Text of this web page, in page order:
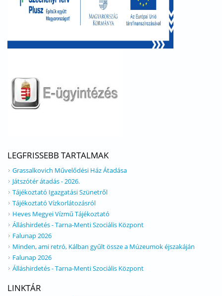
LEGFRISSEBB TARTALMAK
Grassalkovich Művelődési Ház Átadása
Játszótér átadás - 2026.
Tájékoztató Igazgatási Szünetről
Tájékoztató Vízkorlátozásról
Heves Megyei Vízmű Tájékoztató
Álláshirdetés - Tarna-Menti Szociális Központ
Falunap 2026
Minden, ami retró, Kálban gyűlt össze a Múzeumok éjszakáján
Falunap 2026
Álláshirdetés - Tarna-Menti Szociális Központ
LINKTÁR